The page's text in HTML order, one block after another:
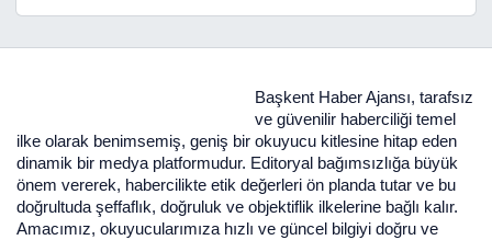
Başkent Haber Ajansı, tarafsız
ve güvenilir haberciliği temel
ilke olarak benimsemiş, geniş bir okuyucu kitlesine hitap eden
dinamik bir medya platformudur. Editoryal bağımsızlığa büyük
önem vererek, habercilikte etik değerleri ön planda tutar ve bu
doğrultuda şeffaflık, doğruluk ve objektiflik ilkelerine bağlı kalır.
Amacımız, okuyucularımıza hızlı ve güncel bilgiyi doğru ve